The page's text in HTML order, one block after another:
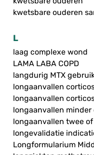
kwetsbare ouderen
L
laag complexe wond
LAMA LABA COPD
langdurig MTX
longaanvallen
longaanvallen
longaanvallen
longaanvallen twee
longevalidatie
Longformularium